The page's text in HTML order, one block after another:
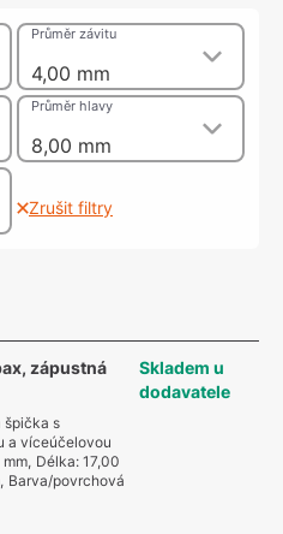
4,00 mm
Průměr závitu
8,00 mm
Průměr hlavy
Zrušit filtry
zápustná
špička s
a víceúčelovou
, Délka: 17,00
, Barva/povrchová
Skladem u
dodavatele